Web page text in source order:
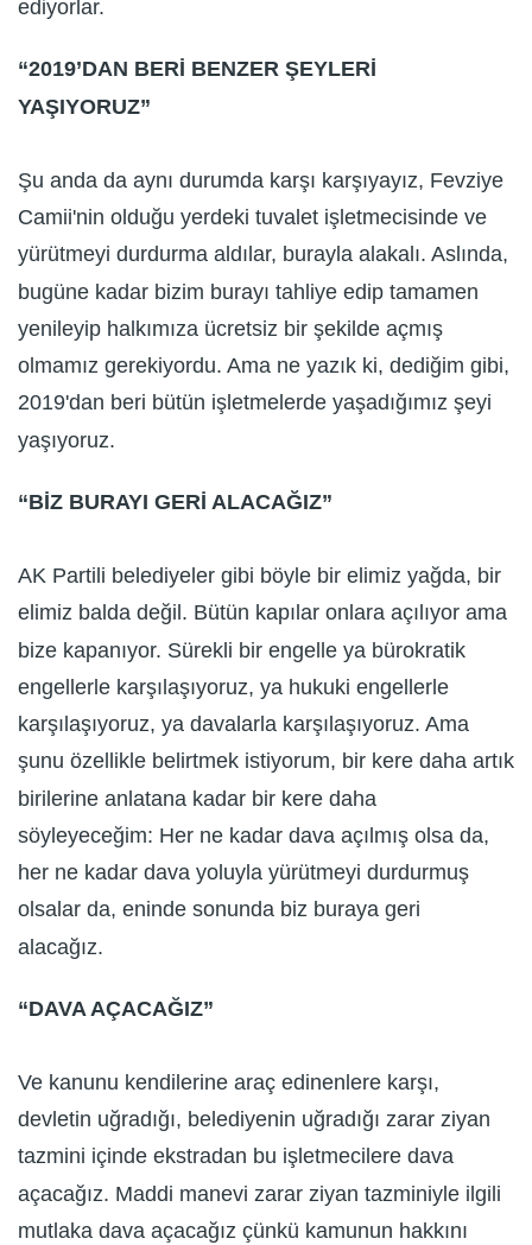
ediyorlar.
“2019’DAN BERİ BENZER ŞEYLERİ
YAŞIYORUZ”
Şu anda da aynı durumda karşı karşıyayız, Fevziye
Camii'nin olduğu yerdeki tuvalet işletmecisinde ve
yürütmeyi durdurma aldılar, burayla alakalı. Aslında,
bugüne kadar bizim burayı tahliye edip tamamen
yenileyip halkımıza ücretsiz bir şekilde açmış
olmamız gerekiyordu. Ama ne yazık ki, dediğim gibi,
2019'dan beri bütün işletmelerde yaşadığımız şeyi
yaşıyoruz.
“BİZ BURAYI GERİ ALACAĞIZ”
AK Partili belediyeler gibi böyle bir elimiz yağda, bir
elimiz balda değil. Bütün kapılar onlara açılıyor ama
bize kapanıyor. Sürekli bir engelle ya bürokratik
engellerle karşılaşıyoruz, ya hukuki engellerle
karşılaşıyoruz, ya davalarla karşılaşıyoruz. Ama
şunu özellikle belirtmek istiyorum, bir kere daha artık
birilerine anlatana kadar bir kere daha
söyleyeceğim: Her ne kadar dava açılmış olsa da,
her ne kadar dava yoluyla yürütmeyi durdurmuş
olsalar da, eninde sonunda biz buraya geri
alacağız.
“DAVA AÇACAĞIZ”
Ve kanunu kendilerine araç edinenlere karşı,
devletin uğradığı, belediyenin uğradığı zarar ziyan
tazmini içinde ekstradan bu işletmecilere dava
açacağız. Maddi manevi zarar ziyan tazminiyle ilgili
mutlaka dava açacağız çünkü kamunun hakkını